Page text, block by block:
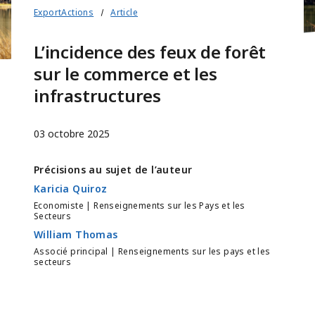
ExportActions Article
L’incidence des feux de forêt
sur le commerce et les
infrastructures
03 octobre 2025
Précisions au sujet de l’auteur
Karicia Quiroz
Economiste | Renseignements sur les Pays et les
Secteurs
William Thomas
Associé principal | Renseignements sur les pays et les
secteurs